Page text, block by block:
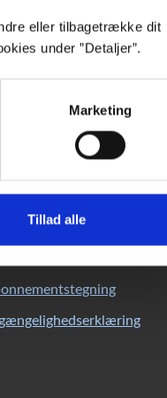
eller tilbagetrække dit
under ”Detaljer”.
Marketing
Tillad alle
John Wains ”Hurry
Night and Sunday
umiddelbart kunne
tage fejl af.
kundeservice